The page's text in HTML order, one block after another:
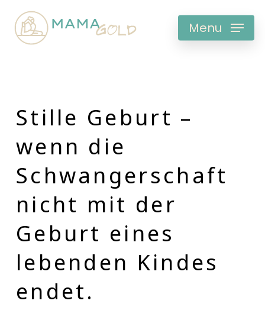
main
Menu
Stille Geburt –
wenn die
Schwangerschaft
nicht mit der
Geburt eines
lebenden Kindes
endet.